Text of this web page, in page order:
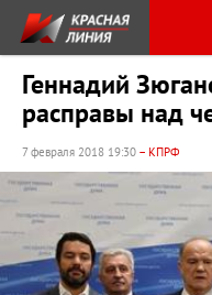
Геннадий
расправы над
7 февраля 2018 19:30 – КПРФ